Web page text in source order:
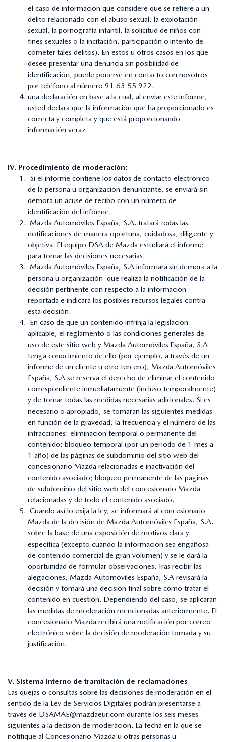
el caso de información que considere que se refiere a un
delito relacionado con el abuso sexual, la explotación
sexual, la pornografía infantil, la solicitud de niños con
fines sexuales o la incitación, participación o intento de
cometer tales delitos). En estos u otros casos en los que
desee presentar una denuncia sin posibilidad de
identificación, puede ponerse en contacto con nosotros
por teléfono al número 91 63 55 922.
una declaración en base a la cual, al enviar este informe,
usted declara que la información que ha proporcionado es
correcta y completa y que está proporcionando
información veraz
IV. Procedimiento de moderación:
Si el informe contiene los datos de contacto electrónico
de la persona u organización denunciante, se enviará sin
demora un acuse de recibo con un número de
identificación del informe.
Mazda Automóviles España, S.A. tratará todas las
notificaciones de manera oportuna, cuidadosa, diligente y
objetiva. El equipo DSA de Mazda estudiará el informe
para tomar las decisiones necesarias.
Mazda Automóviles España, S.A informará sin demora a la
persona u organización que realiza la notificación de la
decisión pertinente con respecto a la información
reportada e indicará los posibles recursos legales contra
esta decisión.
En caso de que un contenido infrinja la legislación
aplicable, el reglamento o las condiciones generales de
uso de este sitio web y Mazda Automóviles España, S.A
tenga conocimiento de ello (por ejemplo, a través de un
informe de un cliente u otro tercero), Mazda Automóviles
España, S.A se reserva el derecho de eliminar el contenido
correspondiente inmediatamente (incluso temporalmente)
y de tomar todas las medidas necesarias adicionales. Si es
necesario o apropiado, se tomarán las siguientes medidas
en función de la gravedad, la frecuencia y el número de las
infracciones: eliminación temporal o permanente del
contenido; bloqueo temporal (por un período de 1 mes a
1 año) de las páginas de subdominio del sitio web del
concesionario Mazda relacionadas e inactivación del
contenido asociado; bloqueo permanente de las páginas
de subdominio del sitio web del concesionario Mazda
relacionadas y de todo el contenido asociado.
Cuando así lo exija la ley, se informará al concesionario
Mazda de la decisión de Mazda Automóviles España, S.A.
sobre la base de una exposición de motivos clara y
específica (excepto cuando la información sea engañosa
de contenido comercial de gran volumen) y se le dará la
oportunidad de formular observaciones. Tras recibir las
alegaciones, Mazda Automóviles España, S.A revisará la
decisión y tomará una decisión final sobre cómo tratar el
contenido en cuestión. Dependiendo del caso, se aplicarán
las medidas de moderación mencionadas anteriormente. El
concesionario Mazda recibirá una notificación por correo
electrónico sobre la decisión de moderación tomada y su
justificación.
V. Sistema interno de tramitación de reclamaciones
Las quejas o consultas sobre las decisiones de moderación en el
sentido de la Ley de Servicios Digitales podrán presentarse a
través de DSAMAE@mazdaeur.com durante los seis meses
siguientes a la decisión de moderación. La fecha en la que se
notifique al Concesionario Mazda u otras personas u